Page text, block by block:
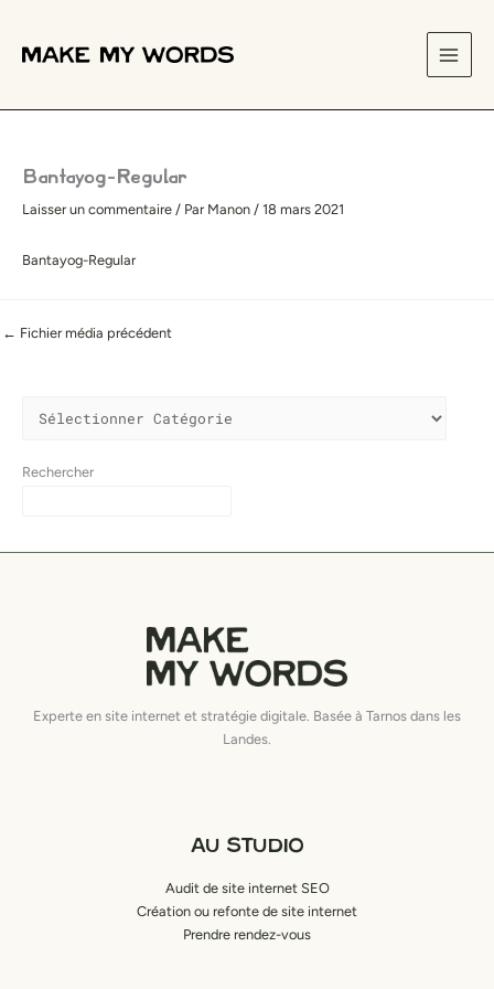
contenu
Bantayog-Regular
Laisser un commentaire / Par Manon / 18 mars 2021
Bantayog-Regular
← Fichier média précédent
Rechercher
Experte en site internet et stratégie digitale. Basée à Tarnos dans les
Landes.
AU STUDIO
Audit de site internet SEO
Création ou refonte de site internet
Prendre rendez-vous